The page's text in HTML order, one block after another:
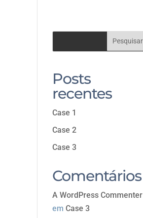
Posts
recentes
Case 1
Case 2
Case 3
Comentários
A WordPress Commenter
emCase 3